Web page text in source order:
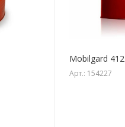
Mobilgard 412
Арт.: 154227